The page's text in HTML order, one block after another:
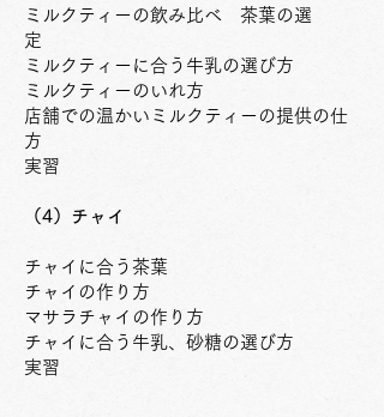
ミルクティーの飲み比べ 茶葉の選
定
ミルクティーに合う牛乳の選び方
ミルクティーのいれ方
店舗での温かいミルクティーの提供の仕
方
実習
（4）チャイ
チャイに合う茶葉
チャイの作り方
マサラチャイの作り方
チャイに合う牛乳、砂糖の選び方
実習